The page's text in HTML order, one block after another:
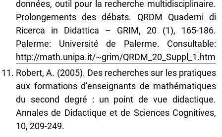
données, outil pour la recherche multidisciplinaire.
Prolongements des débats. QRDM Quaderni di
Ricerca in Didattica – GRIM, 20 (1), 165-186.
Palerme: Université de Palerme. Consultable:
http://math.unipa.it/~grim/QRDM_20_Suppl_1.htm
Robert, A. (2005). Des recherches sur les pratiques
aux formations d’enseignants de mathématiques
du second degré : un point de vue didactique.
Annales de Didactique et de Sciences Cognitives,
10, 209-249.